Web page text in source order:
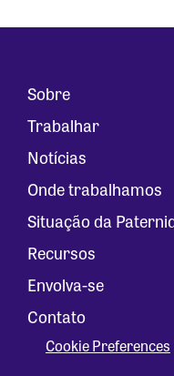
Sobre
Trabalhar
Notícias
Onde trabalhamos
Situação da
Recursos
Envolva-se
Contato
Cookie Preferences